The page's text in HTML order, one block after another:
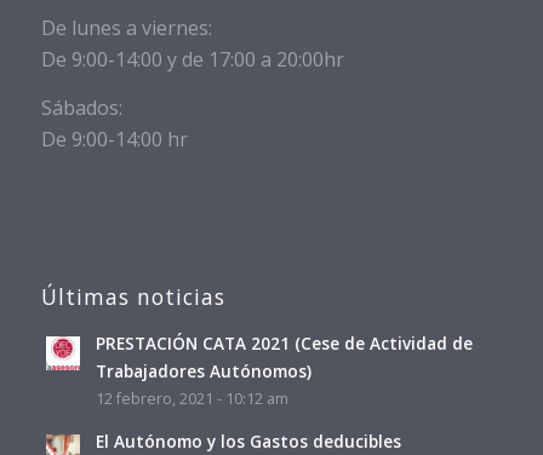
De lunes a viernes:
De 9:00-14:00 y de 17:00 a 20:00hr
Sábados:
De 9:00-14:00 hr
Últimas noticias
PRESTACIÓN CATA 2021 (Cese de Actividad de
Trabajadores Autónomos)
12 febrero, 2021 - 10:12 am
El Autónomo y los Gastos deducibles